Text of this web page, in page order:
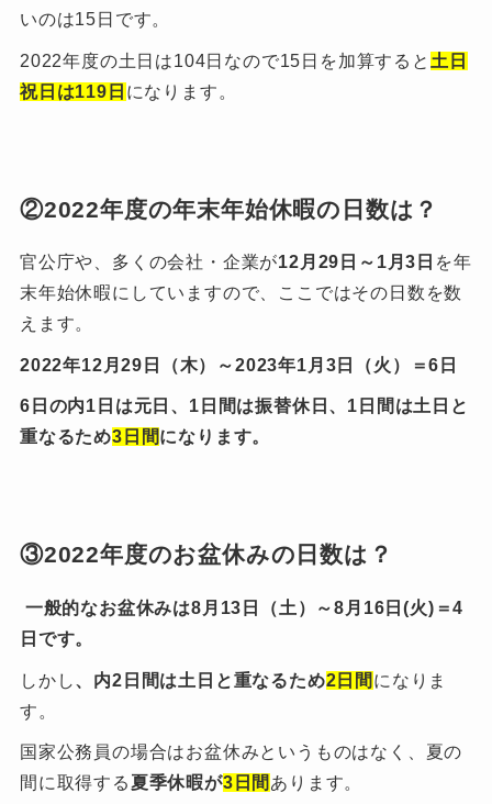
いのは15日です。
2022年度の土日は104日なので15日を加算すると 土日
祝日は119日 になります。
②2022年度の年末年始休暇の日数は？
官公庁や、多くの会社・企業が12月29日～1月3日 を年
末年始休暇にしていますので、ここではその日数を数
えます。
2022年12月29日（木）～2023年1月3日（火）＝6日
6日の内1日は元日、1日間は振替休日、1日間は土日と
重なるため3日間になります。
③2022年度のお盆休みの日数は？
一般的なお盆休みは8月13日（土）～8月16日(火)＝4
日です。
しかし、内2日間は土日と重なるため2日間 になりま
す。
国家公務員の場合はお盆休みというものはなく、夏の
間に取得する夏季休暇が3日間 あります。